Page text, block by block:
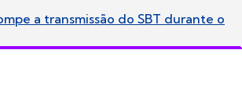
a transmissão do SBT durante o